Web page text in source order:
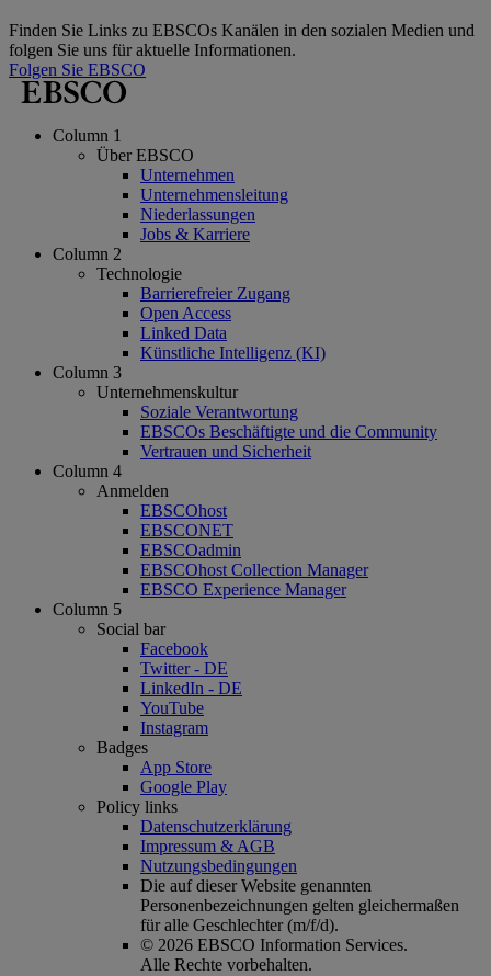
Finden Sie Links zu EBSCOs Kanälen in den sozialen Medien und
folgen Sie uns für aktuelle Informationen.
Folgen Sie EBSCO
Column 1
Über EBSCO
Unternehmen
Unternehmensleitung
Niederlassungen
Jobs & Karriere
Column 2
Technologie
Barrierefreier Zugang
Open Access
Linked Data
Künstliche Intelligenz (KI)
Column 3
Unternehmenskultur
Soziale Verantwortung
EBSCOs Beschäftigte und die Community
Vertrauen und Sicherheit
Column 4
Anmelden
EBSCOhost
EBSCONET
EBSCOadmin
EBSCOhost Collection Manager
EBSCO Experience Manager
Column 5
Social bar
Facebook
Twitter - DE
LinkedIn - DE
YouTube
Instagram
Badges
App Store
Google Play
Policy links
Datenschutzerklärung
Impressum & AGB
Nutzungsbedingungen
Die auf dieser Website genannten
Personenbezeichnungen gelten gleichermaßen
für alle Geschlechter (m/f/d).
© 2026 EBSCO Information Services.
Alle Rechte vorbehalten.